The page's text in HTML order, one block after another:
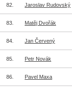
82. Jaroslav Rudovský
83. Matěj Dvořák
84. Jan Červený
85. Petr Novák
86. Pavel Maxa